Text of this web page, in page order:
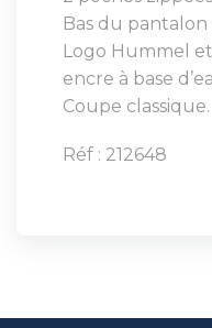
Bas du
Logo Hummel
encre à base
Coupe classique.
Réf : 212648